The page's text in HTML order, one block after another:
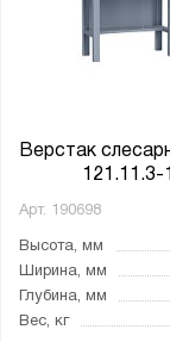
Верстак
121.11.3-1
Арт. 190698
Высота, мм
Ширина, мм
Глубина, мм
Вес, кг
Нагрузка на
Тип замка:
2